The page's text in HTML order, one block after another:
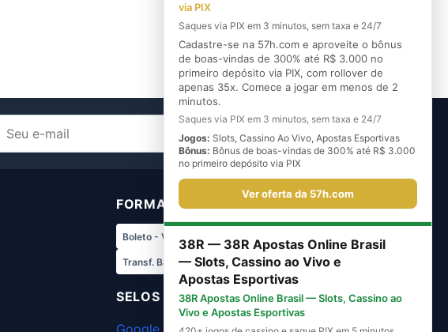
Cadastre-se
FORMAS DE PAGAMENTO
Boleto - Vindi
Transf. Banco do Brasil Pix - Vindi
SELOS DE SEGURANÇA
Google Safe Browsing
via PIX
Saques via PIX em 3 minutos, sem taxa e 24/7
Cadastre-se na 57h.com e aproveite o bônus
de boas-vindas de 300% até R$ 3.000 no
primeiro depósito via PIX, com rollover de
apenas 35x. Comece a jogar em menos de 2
minutos.
Saques via PIX em 3 minutos, sem taxa e 24/7
Jogos: Slots, Cassino Ao Vivo, Apostas Esportivas
Bônus: Bônus de boas-vindas de 300% até R$ 3.000
no primeiro depósito via PIX
Ver oferta da 57h.com
38R — 38R Apostas Online Brasil
— Slots, Cassino ao Vivo e
Apostas Esportivas
38R Apostas Online Brasil — Slots, Cassino ao
Vivo e Apostas Esportivas